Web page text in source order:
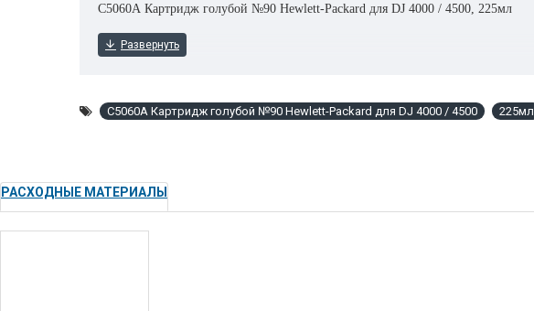
C5060A Картридж голубой №90 Hewlett-Packard для DJ 4000 / 4500, 225мл
C5060A Картридж голубой №90 Hewlett-Packard для DJ 4000 / 4500 225мл
РАСХОДНЫЕ МАТЕРИАЛЫ